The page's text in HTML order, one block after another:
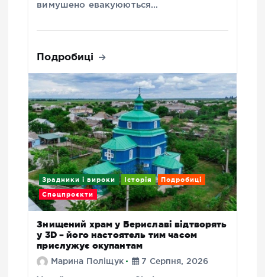
вимушено евакуюються…
Подробиці
Зрадники і вироки Історія Подробиці
Спецпроєкти
Знищений храм у Бериславі відтворять
у 3D – його настоятель тим часом
прислужує окупантам
Марина Поліщук 7 Серпня, 2026